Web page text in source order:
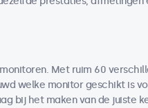
Met ruim 60
welke monitor geschikt is
bij het maken van de juiste